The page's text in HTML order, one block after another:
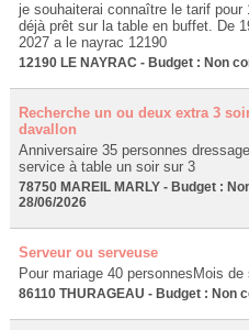
je souhaiterai connaître le tarif
déjà prêt sur la table en buffet. De
2027 a le nayrac 12190
12190 LE NAYRAC - Budget : Non
Recherche un ou deux extra 3
davallon
Anniversaire 35 personnes
service à table un soir sur 3
78750 MAREIL MARLY - Budget :
28/06/2026
Serveur ou serveuse
Pour mariage 40 personnesMois de
86110 THURAGEAU - Budget : Non